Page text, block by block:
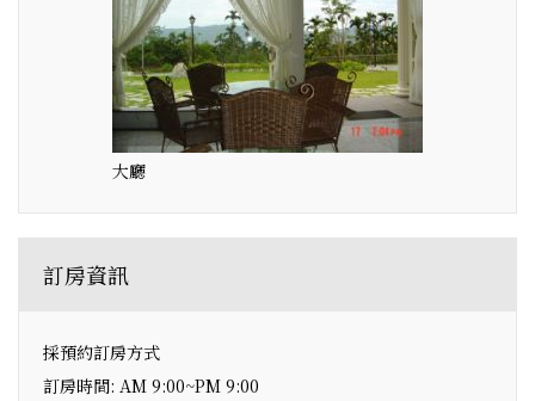
大廳
訂房資訊
採預約訂房方式
訂房時間: AM 9:00~PM 9:00